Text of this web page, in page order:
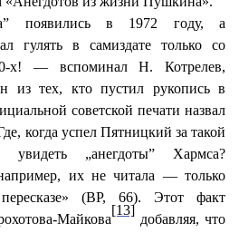
появились в 1972 году, а
гулять в самиздате только со
х! — вспоминал Н. Котрелев,
из тех, кто пустил рукопись в
советской печати назвал
когда успел Пятницкий за такой
увидеть „анегдоты” Хармса?
их не читала — только
(ВР, 66). Этот факт
Майкова
[13]
добавляя, что